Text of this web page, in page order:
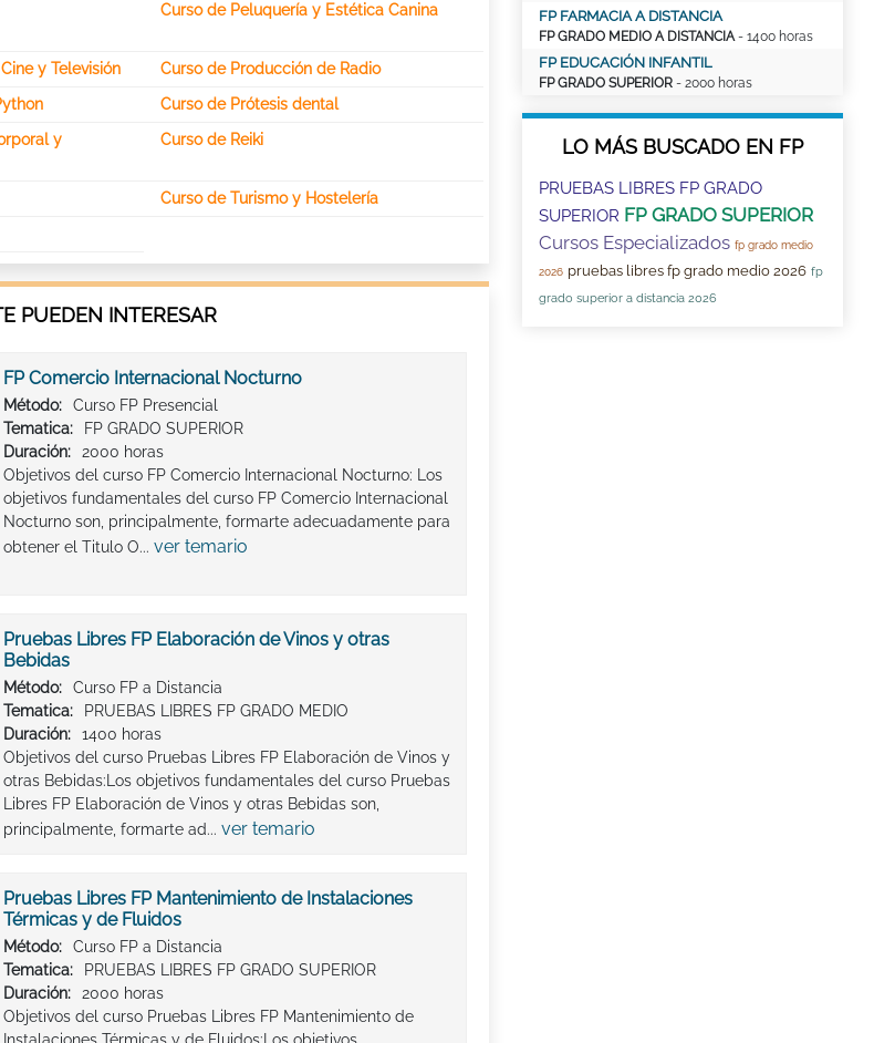
Curso de Peluquería y Estética Canina
y Televisión
Curso de Producción de Radio
Curso de Prótesis dental
y
Curso de Reiki
Curso de Turismo y Hostelería
PUEDEN INTERESAR
FP Comercio Internacional Nocturno
Método:
Curso FP Presencial
Tematica:
FP GRADO SUPERIOR
Duración:
2000 horas
Objetivos del curso FP Comercio Internacional Nocturno: Los
objetivos fundamentales del curso FP Comercio Internacional
Nocturno son, principalmente, formarte adecuadamente para
obtener el Titulo O... ver temario
Pruebas Libres FP Elaboración de Vinos y otras
Bebidas
Método:
Curso FP a Distancia
Tematica:
PRUEBAS LIBRES FP GRADO MEDIO
Duración:
1400 horas
Objetivos del curso Pruebas Libres FP Elaboración de Vinos y
otras Bebidas:Los objetivos fundamentales del curso Pruebas
Libres FP Elaboración de Vinos y otras Bebidas son,
principalmente, formarte ad... ver temario
Pruebas Libres FP Mantenimiento de Instalaciones
Térmicas y de Fluidos
Método:
Curso FP a Distancia
Tematica:
PRUEBAS LIBRES FP GRADO SUPERIOR
Duración:
2000 horas
Objetivos del curso Pruebas Libres FP Mantenimiento de
FP FARMACIA A DISTANCIA
FP GRADO MEDIO A DISTANCIA- 1400 horas
FP EDUCACIÓN INFANTIL
FP GRADO SUPERIOR - 2000 horas
LO MÁS BUSCADO EN FP
PRUEBAS LIBRES FP GRADO
SUPERIOR FP GRADO SUPERIOR
Cursos Especializados fp grado medio
2026 pruebas libres fp grado medio 2026 fp
grado superior a distancia 2026